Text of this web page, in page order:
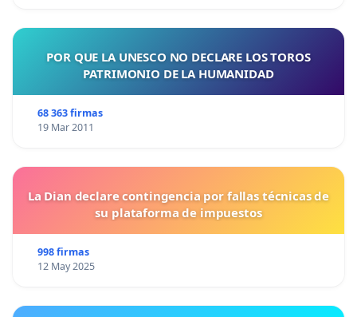
POR QUE LA UNESCO NO DECLARE LOS TOROS
PATRIMONIO DE LA HUMANIDAD
68 363 firmas
19 Mar 2011
La Dian declare contingencia por fallas técnicas de
su plataforma de impuestos
998 firmas
12 May 2025